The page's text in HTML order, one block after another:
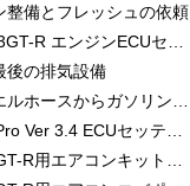
備とフレッシュの依頼
エンジンECUセッティング調整
の排気設備
ホースからガソリン漏れ
Ver 3.4 ECUセッティング
用エアコンキット新発売！！